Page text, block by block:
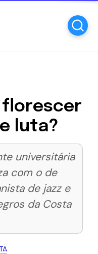
florescer
luta?
universitária
com o de
de jazz e
da Costa